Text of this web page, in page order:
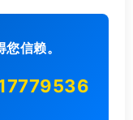
信赖。